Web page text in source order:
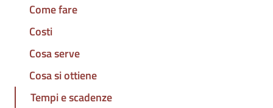
Come fare
Costi
Cosa serve
Cosa si ottiene
Tempi e scadenze